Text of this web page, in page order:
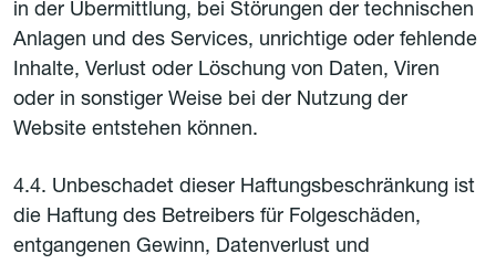
in der Übermittlung, bei Störungen der technischen
Anlagen und des Services, unrichtige oder fehlende
Inhalte, Verlust oder Löschung von Daten, Viren
oder in sonstiger Weise bei der Nutzung der
Website entstehen können.
4.4. Unbeschadet dieser Haftungsbeschränkung ist
die Haftung des Betreibers für Folgeschäden,
entgangenen Gewinn, Datenverlust und